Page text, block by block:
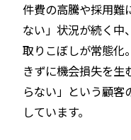
件費の高騰や採用難
ない」状況が続く中
取りこぼしが常態化
きずに機会損失を生
らない」という顧客
しています。